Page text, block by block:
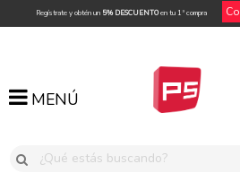
Regístrate y obtén un 5% DESCUENTOen tu 1ª compra
MENÚ
MENÚ